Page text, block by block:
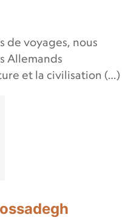
de voyages, nous
Allemands
et la civilisation (…)